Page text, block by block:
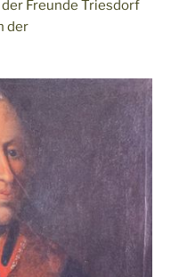
Freunde Triesdorf
der